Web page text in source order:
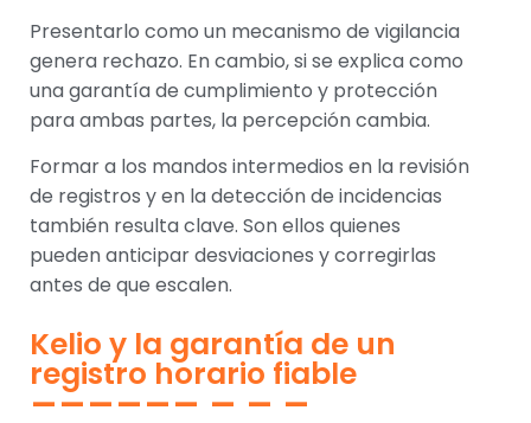
Presentarlo como un mecanismo de vigilancia
genera rechazo. En cambio, si se explica como
una garantía de cumplimiento y protección
para ambas partes, la percepción cambia.
Formar a los mandos intermedios en la revisión
de registros y en la detección de incidencias
también resulta clave. Son ellos quienes
pueden anticipar desviaciones y corregirlas
antes de que escalen.
Kelio y la garantía de un
registro horario fiable